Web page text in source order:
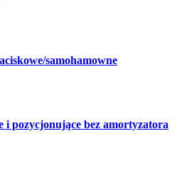
samohamowne
i pozycjonujące bez amortyzatora